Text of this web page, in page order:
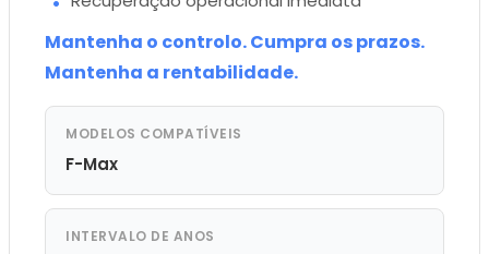
Mantenha o controlo. Cumpra os prazos.
Mantenha a rentabilidade.
MODELOS COMPATÍVEIS
F-Max
INTERVALO DE ANOS